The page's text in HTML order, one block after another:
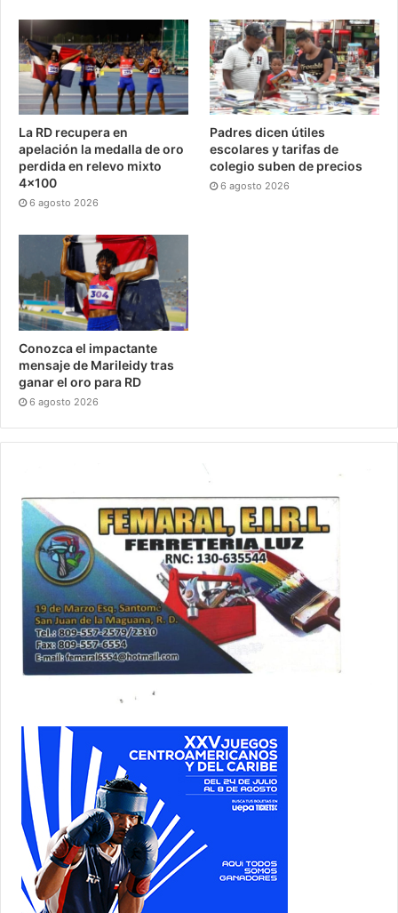
La RD recupera en
apelación la medalla de oro
perdida en relevo mixto
4×100
6 agosto 2026
Padres dicen útiles
escolares y tarifas de
colegio suben de precios
6 agosto 2026
Conozca el impactante
mensaje de Marileidy tras
ganar el oro para RD
6 agosto 2026